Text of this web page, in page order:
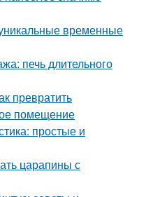
временные
печь длительного
превратить
помещение
простые и
царапины с